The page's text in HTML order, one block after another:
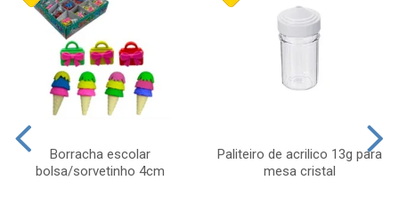
Borracha escolar
bolsa/sorvetinho 4cm
Paliteiro de acrilico 13g para
mesa cristal